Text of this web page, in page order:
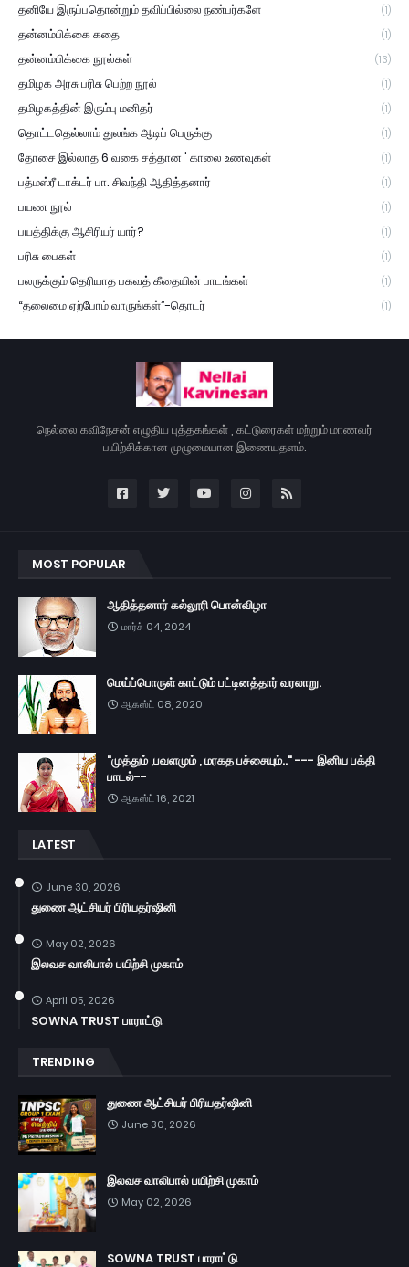
தனியே இருப்பதொன்றும் தவிப்பில்லை நண்பர்களே (1)
தன்னம்பிக்கை கதை (1)
தன்னம்பிக்கை நூல்கள் (13)
தமிழக அரசு பரிசு பெற்ற நூல் (1)
தமிழகத்தின் இரும்பு மனிதர் (1)
தொட்டதெல்லாம் துலங்க ஆடிப் பெருக்கு (1)
தோசை இல்லாத 6 வகை சத்தான ' காலை உணவுகள் (1)
பத்மஸ்ரீ டாக்டர் பா. சிவந்தி ஆதித்தனார் (1)
பயண நூல் (1)
பயத்திக்கு ஆசிரியர் யார்? (1)
பரிசு பைகள் (1)
பலருக்கும் தெரியாத பகவத் கீதையின் பாடங்கள் (1)
“தலைமை ஏற்போம் வாருங்கள்”-தொடர் (1)
நெல்லை கவிநேசன் எழுதிய புத்தகங்கள் , கட்டுரைகள் மற்றும் மாணவர்
பயிற்சிக்கான முழுமையான இணையதளம்.
MOST POPULAR
ஆதித்தனார் கல்லூரி பொன்விழா
மார்ச் 04, 2024
மெய்ப்பொருள் காட்டும் பட்டினத்தார் வரலாறு.
ஆகஸ்ட் 08, 2020
"முத்தும் ,பவளமும் , மரகத பச்சையும்.." --- இனிய பக்தி
பாடல்--
ஆகஸ்ட் 16, 2021
LATEST
June 30, 2026
துணை ஆட்சியர் பிரியதர்ஷினி
May 02, 2026
இலவச வாலிபால் பயிற்சி முகாம்
April 05, 2026
SOWNA TRUST பாராட்டு
TRENDING
துணை ஆட்சியர் பிரியதர்ஷினி
June 30, 2026
இலவச வாலிபால் பயிற்சி முகாம்
May 02, 2026
SOWNA TRUST பாராட்டு